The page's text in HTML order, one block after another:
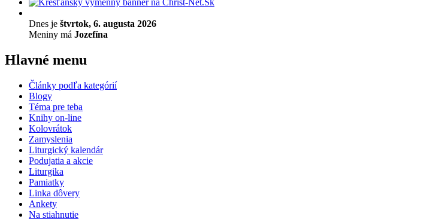
Dnes je štvrtok, 6. augusta 2026
Meniny má Jozefína
Hlavné menu
Články podľa kategórií
Blogy
Téma pre teba
Knihy on-line
Kolovrátok
Zamyslenia
Liturgický kalendár
Podujatia a akcie
Liturgika
Pamiatky
Linka dôvery
Ankety
Na stiahnutie